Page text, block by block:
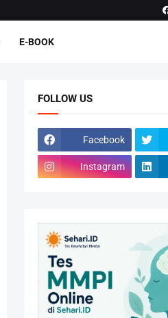
E-BOOK
FOLLOW US
Facebook
Instagram